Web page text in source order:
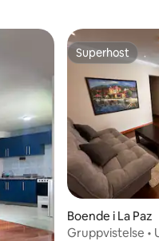
Superhost
Superhost
Boende i La Paz
Gruppvistelse •